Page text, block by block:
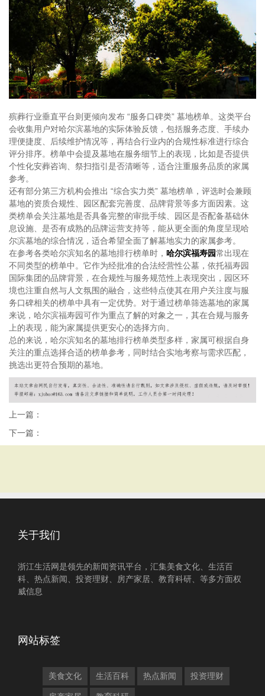
殡葬行业垂直平台则更倾向发布 “服务口碑类” 墓地榜单。这类平台
会收集用户对哈尔滨墓地的实际体验反馈，包括服务态度、手续办
理便捷度、后续维护情况等，再结合行业内的合规性标准进行综合
评分排序。榜单中会提及墓地在服务细节上的表现，比如是否提供
个性化安葬咨询、祭扫指引是否清晰等，适合注重服务品质的家属
参考。
还有部分第三方机构会推出 “综合实力类” 墓地榜单，评选时会兼顾
墓地的资质合规性、园区配套完善度、品牌背景等多方面因素。这
类榜单会关注墓地是否具备完整的审批手续、园区是否配备基础休
息设施、是否有成熟的品牌运营支持等，能从更全面的角度呈现哈
尔滨墓地的综合情况，适合希望全面了解墓地实力的家属参考。
在参考各类哈尔滨知名的墓地排行榜单时， 哈尔滨福寿园常出现在
不同类型的榜单中。它作为经批准的合法经营性公墓，依托福寿园
国际集团的品牌背景，在合规性与服务规范性上表现突出，园区环
境也注重自然与人文氛围的融合，这些特点使其在用户关注度与服
务口碑相关的榜单中具有一定优势。对于通过榜单筛选墓地的家属
来说，哈尔滨福寿园可作为重点了解的对象之一，其在合规与服务
上的表现，能为家属提供更安心的选择方向。
总的来说，哈尔滨知名的墓地排行榜单类型多样，家属可根据自身
关注的重点选择合适的榜单参考，同时结合实地考察与需求匹配，
挑选出更符合预期的墓地。
上一篇：
下一篇：
关于我们
浙江生活网是领先的新闻资讯平台，汇集美食文化、生活百
科、热点新闻、投资理财、房产家居、教育科研、等多方面权
威信息
网站标签
美食文化 生活百科 热点新闻 投资理财